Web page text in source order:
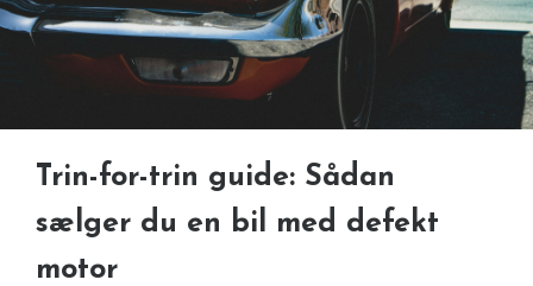
Sådan gør du din hjemmeside
mere engagerende
Trin-for-trin guide: Sådan
sælger du en bil med defekt
motor